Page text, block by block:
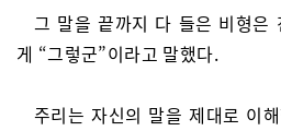
그 말을 끝까지 다 들은 비형은
게 “그렇군”이라고 말했다.
주리는 자신의 말을 제대로 이